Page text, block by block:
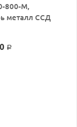
800-М,
металл ССД
Р